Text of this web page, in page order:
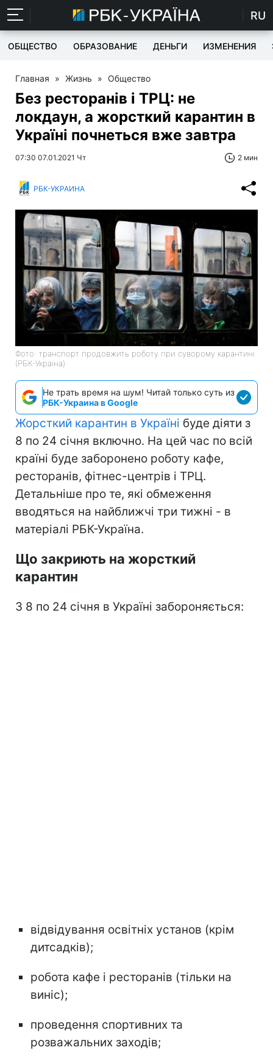
RU
ОБЩЕСТВО ОБРАЗОВАНИЕ ДЕНЬГИ ИЗМЕНЕНИЯ
Главная » Жизнь » Общество
Без ресторанів і ТРЦ: не
локдаун, а жорсткий карантин в
Україні почнеться вже завтра
07:30 07.01.2021 Чт 2 мин
РБК-УКРАИНА
Фото: транспорт продовжить роботу при суворому карантині
(РБК-Україна)
Не трать время на шум! Читай только суть из
РБК-Украина в Google
Жорсткий карантин в Україні буде діяти з
8 по 24 січня включно. На цей час по всій
країні буде заборонено роботу кафе,
ресторанів, фітнес-центрів і ТРЦ.
Детальніше про те, які обмеження
вводяться на найближчі три тижні - в
матеріалі РБК-Україна.
Що закриють на жорсткий
карантин
З 8 по 24 січня в Україні забороняється:
відвідування освітніх установ (крім
дитсадків);
робота кафе і ресторанів (тільки на
виніс);
проведення спортивних та
розважальних заходів;